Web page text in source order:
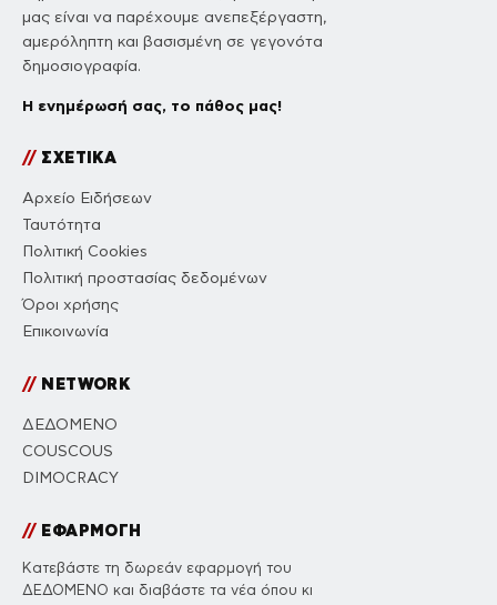
μας είναι να παρέχουμε ανεπεξέργαστη,
αμερόληπτη και βασισμένη σε γεγονότα
δημοσιογραφία.
Η ενημέρωσή σας, το πάθος μας!
//ΣΧΕΤΙΚΑ
Αρχείο Ειδήσεων
Ταυτότητα
Πολιτική Cookies
Πολιτική προστασίας δεδομένων
Όροι χρήσης
Επικοινωνία
//NETWORK
ΔΕΔΟΜΕΝΟ
COUSCOUS
DIMOCRACY
//ΕΦΑΡΜΟΓΗ
Κατεβάστε τη δωρεάν εφαρμογή του
ΔΕΔΟΜΕΝΟ και διαβάστε τα νέα όπου κι